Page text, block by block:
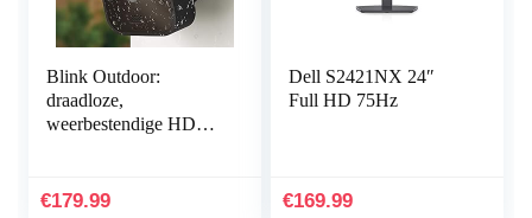
Blink Outdoor:
draadloze,
weerbestendige HD
waarvan de batterijen
€179.99
Dell S2421NX 24″
Full HD 75Hz
€169.99